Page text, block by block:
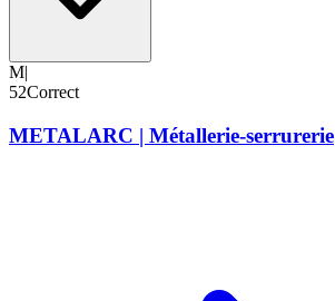
M|
52Correct
METALARC | Métallerie-serrurerie